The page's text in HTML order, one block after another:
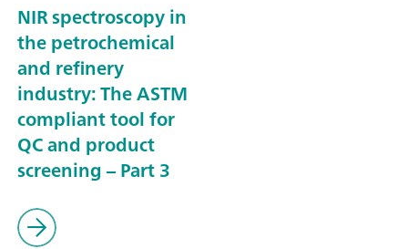
NIR spectroscopy in
the petrochemical
and refinery
industry: The ASTM
compliant tool for
QC and product
screening – Part 3